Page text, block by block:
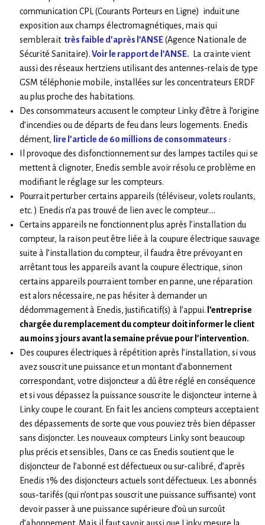
communication CPL (Courants Porteurs en Ligne) induit une
exposition aux champs électromagnétiques, mais qui
semblerait très faible d’après l’ANSE(Agence Nationale de
Sécurité Sanitaire).Voir le rapport de l’ANSE.
La crainte vient
aussi des réseaux hertziens utilisant des antennes-relais de type
GSM téléphonie mobile, installées sur les concentrateurs ERDF
au plus proche des habitations.
Des consommateurs accusent le compteur Linky d’être à l’origine
d’incendies ou de départs de feu dans leurs logements. Enedis
dément, lire l’article de 60 millions de consommateurs :
Il provoque des disfonctionnement sur des lampes tactiles qui se
mettent à clignoter, Enedis semble avoir résolu ce problème en
modifiant le réglage sur les compteurs.
Pourrait perturber certains appareils (téléviseur, volets roulants,
etc. ) Enedis n’a pas trouvé de lien avec le compteur….
Certains appareils ne fonctionnent plus après l’installation du
compteur, la raison peut être liée à la coupure électrique sauvage
suite à l’installation du compteur, il faudra être prévoyant en
arrêtant tous les appareils avant la coupure électrique, sinon
certains appareils pourraient tomber en panne, une réparation
est alors nécessaire, ne pas hésiter à demander un
dédommagement à Enedis, justificatif(s) à l’appui. l’entreprise
chargée du remplacement du compteur doit informer le client
au moins 3 jours avant la semaine prévue pour l’intervention.
Des coupures électriques à répétition après l’installation, si vous
avez souscrit une puissance et un montant d’abonnement
correspondant, votre disjoncteur a dû être réglé en conséquence
et si vous dépassez la puissance souscrite le disjoncteur interne à
Linky coupe le courant. En fait les anciens compteurs acceptaient
des dépassements de sorte que vous pouviez très bien dépasser
sans disjoncter. Les nouveaux compteurs Linky sont beaucoup
plus précis et sensibles, Dans ce cas Enedis soutient que le
disjoncteur de l’abonné est défectueux ou sur-calibré, d’après
Enedis 1% des disjoncteurs actuels sont défectueux. Les abonnés
sous-tarifés (qui n’ont pas souscrit une puissance suffisante) vont
devoir passer à une puissance supérieure d’où un surcoût